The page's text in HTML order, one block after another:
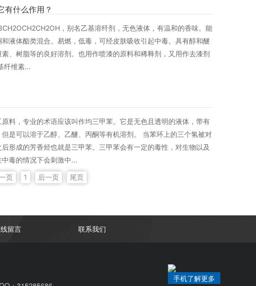
有什么作用？
，别名乙基溶纤剂，无色液体，有温和的香味。能
液体酯类混合。易燃，低毒，可经皮肤吸收引起中毒。具有醇和醚
、树脂等的良好溶剂。也用作喷漆的原料和稀释剂，又用作去漆剂
纤维素...
料，专业的术语应该叫作均三甲苯。它是无色且透明的液体，带有
是可以溶于乙醇、乙醚、丙酮等有机溶剂。 当苯环上的三个氢被对
形成的芳香烃也就是三甲苯。三甲苯会有一定的毒性，对生物以及
毒的情况下会刺激中...
页 1 后一页 尾页
留言 联系我们
手机了解更多